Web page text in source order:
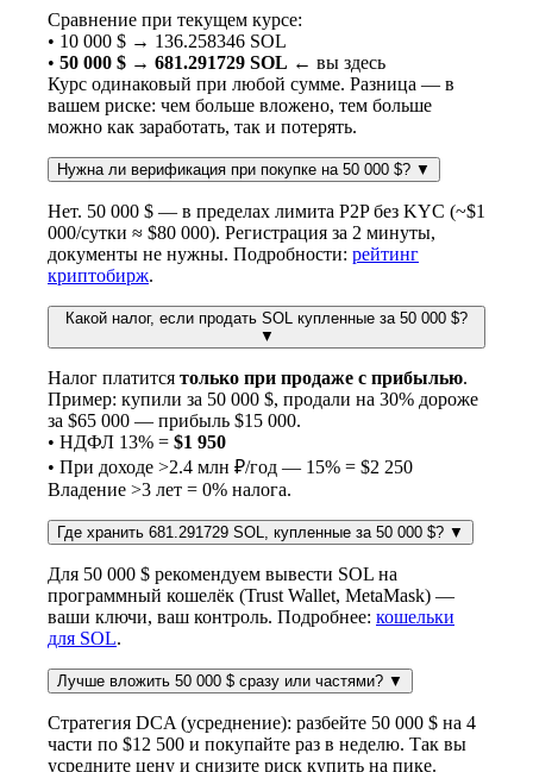
Сравнение при текущем курсе:
• 10 000 $ → 136.258346 SOL
• 50 000 $ → 681.291729 SOL ← вы здесь
Курс одинаковый при любой сумме. Разница — в
вашем риске: чем больше вложено, тем больше
можно как заработать, так и потерять.
Нужна ли верификация при покупке на 50 000 $? ▼
Нет. 50 000 $ — в пределах лимита P2P без KYC (~$1
000/сутки ≈ $80 000). Регистрация за 2 минуты,
документы не нужны. Подробности: рейтинг
криптобирж.
Какой налог, если продать SOL купленные за 50 000 $?
▼
Налог платится только при продаже с прибылью.
Пример: купили за 50 000 $, продали на 30% дороже
за $65 000 — прибыль $15 000.
• НДФЛ 13% = $1 950
• При доходе >2.4 млн ₽/год — 15% = $2 250
Владение >3 лет = 0% налога.
Где хранить 681.291729 SOL, купленные за 50 000 $? ▼
Для 50 000 $ рекомендуем вывести SOL на
программный кошелёк (Trust Wallet, MetaMask) —
ваши ключи, ваш контроль. Подробнее: кошельки
для SOL.
Лучше вложить 50 000 $ сразу или частями? ▼
Стратегия DCA (усреднение): разбейте 50 000 $ на 4
части по $12 500 и покупайте раз в неделю. Так вы
усредните цену и снизите риск купить на пике.